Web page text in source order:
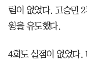
림이 없었다. 고승민
윙을 유도했다.
4회도 실점이 없었다.